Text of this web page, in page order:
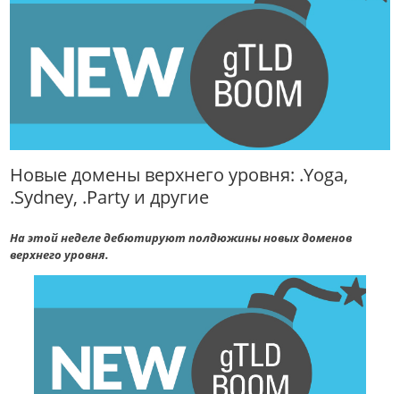
Новые домены верхнего уровня: .Yoga,
.Sydney, .Party и другие
На этой неделе дебютируют полдюжины новых доменов
верхнего уровня.